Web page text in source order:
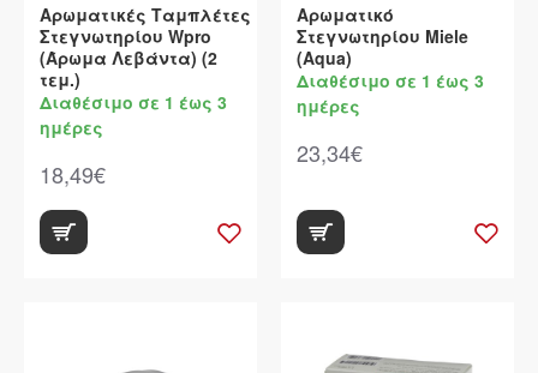
Αρωματικές Ταμπλέτες
Στεγνωτηρίου Wpro
(Άρωμα Λεβάντα) (2
τεμ.)
Διαθέσιμο σε 1 έως 3
ημέρες
18,49€
Αρωματικό
Στεγνωτηρίου Miele
(Aqua)
Διαθέσιμο σε 1 έως 3
ημέρες
23,34€